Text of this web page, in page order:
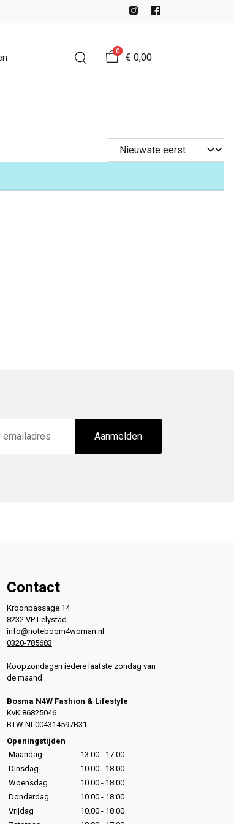
0
€ 0,00
Aanmelden
Contact
Kroonpassage 14
8232 VP Lelystad
info@noteboom4woman.nl
0320-785683
Koopzondagen iedere laatste zondag van
de maand
Bosma N4W Fashion & Lifestyle
KvK 86825046
BTW NL004314597B31
Openingstijden
Maandag
13.00 - 17.00
Dinsdag
10.00 - 18.00
Woensdag
10.00 - 18.00
Donderdag
10.00 - 18:00
Vrijdag
10.00 - 18.00